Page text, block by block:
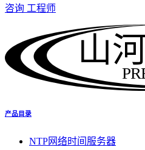
咨询 工程师
山
产品目录
NTP网络时间服务器